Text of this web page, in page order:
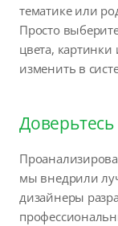
тематике или
Просто
цвета,
изменить в
мы внедрили
дизайнеры